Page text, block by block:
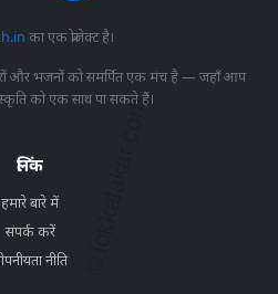
का एक प्रोजेक्ट है।
और भजनों को समर्पित एक मंच है — जहाँ आप
को एक साथ पा सकते हैं।
लिंक
हमारे बारे में
संपर्क करें
नीति